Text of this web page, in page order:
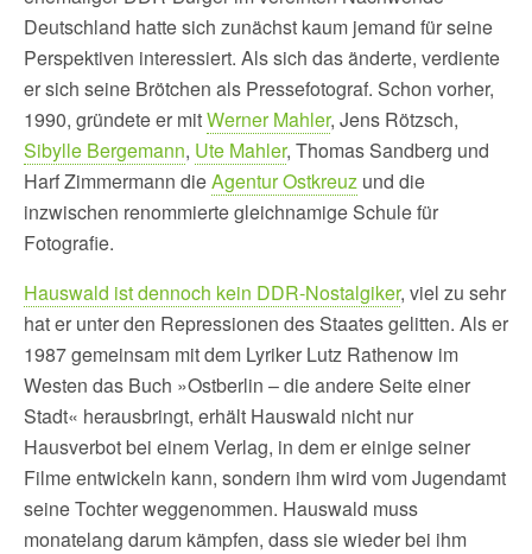
Deutschland hatte sich zunächst kaum jemand für seine
Perspektiven interessiert. Als sich das änderte, verdiente
er sich seine Brötchen als Pressefotograf. Schon vorher,
1990, gründete er mitWerner Mahler, Jens Rötzsch,
Sibylle Bergemann, Ute Mahler, Thomas Sandberg und
Harf Zimmermann dieAgentur Ostkreuz und die
inzwischen renommierte gleichnamige Schule für
Fotografie.
Hauswald ist dennoch kein DDR-Nostalgiker, viel zu sehr
hat er unter den Repressionen des Staates gelitten. Als er
1987 gemeinsam mit dem Lyriker Lutz Rathenow im
Westen das Buch »Ostberlin – die andere Seite einer
Stadt« herausbringt, erhält Hauswald nicht nur
Hausverbot bei einem Verlag, in dem er einige seiner
Filme entwickeln kann, sondern ihm wird vom Jugendamt
seine Tochter weggenommen. Hauswald muss
monatelang darum kämpfen, dass sie wieder bei ihm